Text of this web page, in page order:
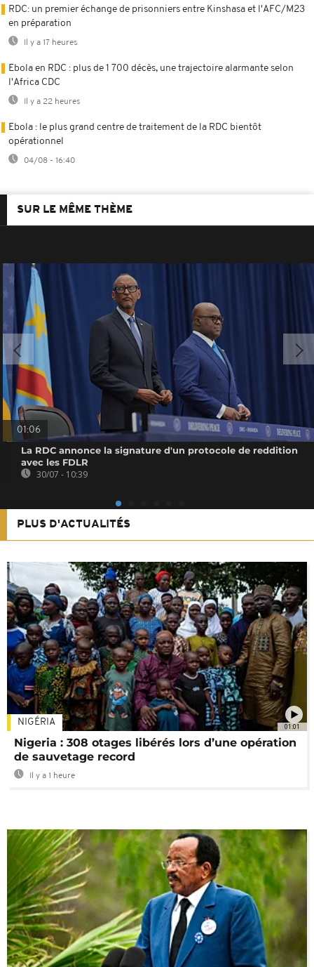
RDC: un premier échange de prisonniers entre Kinshasa et l'AFC/M23
en préparation
Il y a 17 heures
Ebola en RDC : plus de 1 700 décès, une trajectoire alarmante selon
l'Africa CDC
Il y a 22 heures
Ebola : le plus grand centre de traitement de la RDC bientôt
opérationnel
04/08 - 16:40
SUR LE MÊME THÈME
01:06
La RDC annonce la signature d'un protocole de reddition
avec les FDLR
30/07 - 10:39
PLUS D'ACTUALITÉS
01:01
NIGÉRIA
Nigeria : 308 otages libérés lors d’une opération
de sauvetage record
Il y a 1 heure